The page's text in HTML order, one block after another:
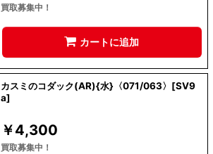
買取募集中！
カートに追加
カスミのコダック(AR){水}〈071/063〉[SV9
a]
￥4,300
買取募集中！